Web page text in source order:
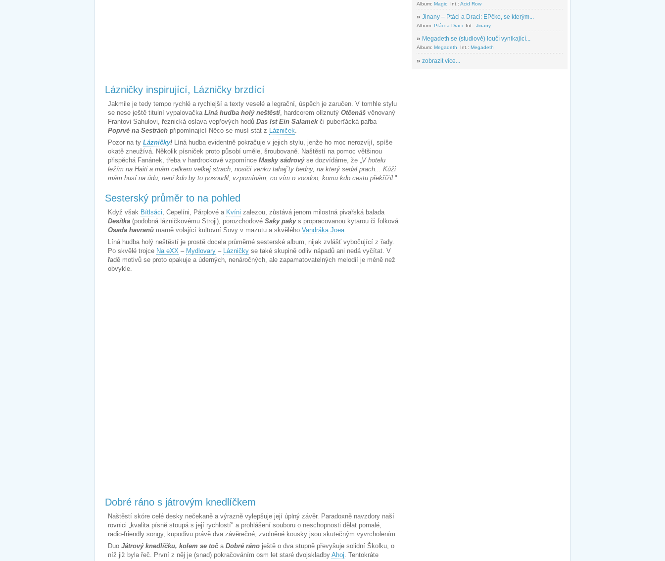
Lázničky inspirující, Lázničky brzdící
Jakmile je tedy tempo rychlé a rychlejší a texty veselé a legrační, úspěch je zaručen. V tomhle stylu
se nese ještě titulní vypalovačka Líná hudba holý neštěstí, hardcorem olíznutý Otčenáš věnovaný
Frantovi Sahulovi, řeznická oslava vepřových hodů Das Ist Ein Salamekči puberťácká pařba
Poprvé na Sestrách připomínající Něco se musí stát z Lázniček.
Pozor na ty Lázničky! Líná hudba evidentně pokračuje v jejich stylu, jenže ho moc nerozvíjí, spíše
okatě zneužívá. Několik písniček proto působí uměle, šroubovaně. Naštěstí na pomoc většinou
přispěchá Fanánek, třeba v hardrockové vzpomínce Masky sádrovýse dozvídáme, že „V hotelu
ležím na Haiti a mám celkem velkej strach, nosiči venku tahaj´ty bedny, na který sedal prach... Kůži
mám husí na údu, není kdo by to posoudil, vzpomínám, co vím o voodoo, komu kdo cestu překřížil."
Sesterský průměr to na pohled
Když však Bítlsáci, Cepelíni, Párplové a Kvíni zalezou, zůstává jenom milostná pivařská balada
Desítka (podobná lázničkovému Stroji), porozchodové Saky pakys propracovanou kytarou či folková
Osada havranů marně volající kultovní Sovy v mazutu a skvělého Vandráka Joea.
Líná hudba holý neštěstí je prostě docela průměrné sesterské album, nijak zvlášť vybočující z řady.
Po skvělé trojce Na eXX – Mydlovary – Lázničky se také skupině odliv nápadů ani nedá vyčítat. V
řadě motivů se proto opakuje a úderných, nenáročných, ale zapamatovatelných melodií je méně než
obvykle.
Dobré ráno s játrovým knedlíčkem
Naštěstí skóre celé desky nečekaně a výrazně vylepšuje její úplný závěr. Paradoxně navzdory naší
rovnici „kvalita písně stoupá s její rychlostí" a prohlášení souboru o neschopnosti dělat pomalé,
radio-friendly songy, kupodivu právě dva závěrečné, zvolněné kousky jsou skutečným vyvrcholením.
Duo Játrový knedlíčku, kolem se toč a Dobré ráno ještě o dva stupně převyšuje solidní Školku, o
níž již byla řeč. První z něj je (snad) pokračováním osm let staré dvojskladby Ahoj. Tentokráte
Album: Magic Int.: Acid Row
» Jinany – Ptáci a Draci: EPčko, se kterým...
Album: Ptáci a Draci Int.: Jinany
» Megadeth se (studiově) loučí vynikající...
Album: Megadeth Int.: Megadeth
» zobrazit více...